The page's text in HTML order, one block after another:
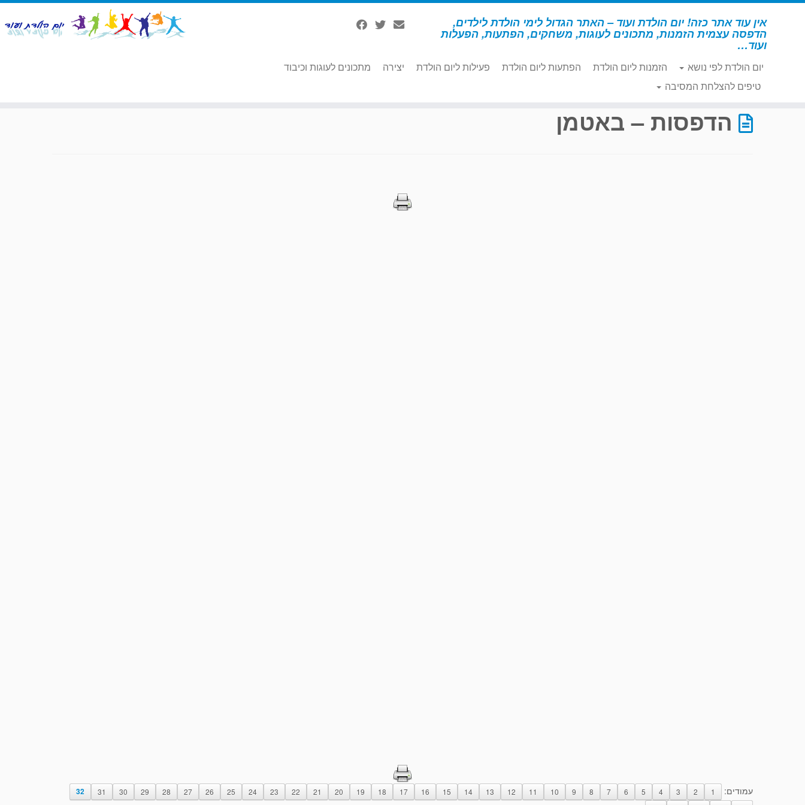
דלג
אין עוד אתר כזה! יום הולדת ועוד – האתר הגדול לימי הולדת לילדים,
הדפסה עצמית הזמנות, מתכונים לעוגות, משחקים, הפתעות, הפעלות
ועוד…
יום הולדת לפי נושא הזמנות ליום הולדת הפתעות ליום הולדת פעילות ליום הולדת יצירה
מתכונים לעוגות וכיבוד
טיפים להצלחת המסיבה
דף הבית » הדפסות – באטמן
הדפסות – באטמן
עמודים: 1
2
3
4
5
6
7
8
9
10
11
12
13
14
15
16
17
18
19
20
21
22
23
24
25
26
27
28
29
30
31
32